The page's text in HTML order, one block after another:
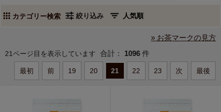
カテゴリー検索 絞り込み
» お茶マークの見方
21ページ目を表示しています 合計： 1096 件
最初 前 19 20 21 22 23 次 最後